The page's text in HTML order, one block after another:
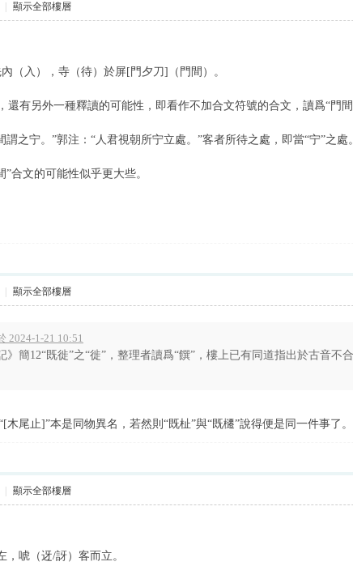
顯示全部樓層
（入），寺（待）於屏[門夕刀]（門間）。
有另外一種釋讀的可能性，即看作不加合文符號的合文，讀爲“門
之宁。”郭注：“人君視朝所宁立處。”客者所待之處，即當“宁”之處。
合文的可能性似乎更大些。
顯示全部樓層
2024-1-21 10:51
》簡12“既徙”之“徙”，整理者讀爲“饌”，樓上已有同道指出於古音不
木尾止]”本是同物異名，若然則“既杫”與“既櫏”說得便是同一件事了。
顯示全部樓層
唬（迓/訝）客而立。